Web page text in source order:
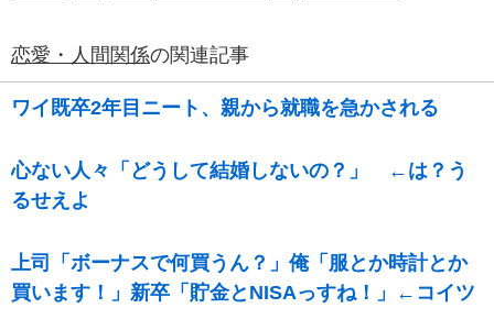
恋愛・人間関係の関連記事
ワイ既卒2年目ニート、親から就職を急かされる
心ない人々「どうして結婚しないの？」 ←は？う
るせえよ
上司「ボーナスで何買うん？」俺「服とか時計とか
買います！」新卒「貯金とNISAっすね！」←コイツ